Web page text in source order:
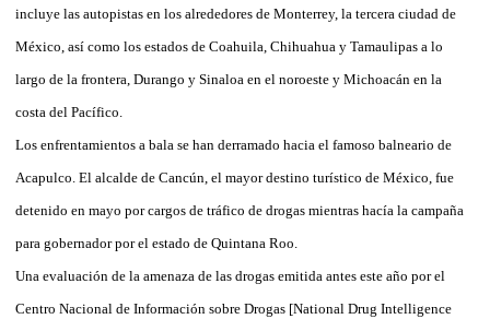
incluye las autopistas en los alrededores de Monterrey, la tercera ciudad de
México, así como los estados de Coahuila, Chihuahua y Tamaulipas a lo
largo de la frontera, Durango y Sinaloa en el noroeste y Michoacán en la
costa del Pacífico.
Los enfrentamientos a bala se han derramado hacia el famoso balneario de
Acapulco. El alcalde de Cancún, el mayor destino turístico de México, fue
detenido en mayo por cargos de tráfico de drogas mientras hacía la campaña
para gobernador por el estado de Quintana Roo.
Una evaluación de la amenaza de las drogas emitida antes este año por el
Centro Nacional de Información sobre Drogas [National Drug Intelligence